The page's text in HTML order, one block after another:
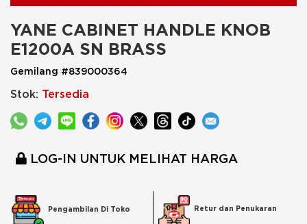
YANE CABINET HANDLE KNOB
E1200A SN BRASS
Gemilang #839000364
Stok: Tersedia
LOG-IN UNTUK MELIHAT HARGA
Pengambilan Di Toko Retur dan Penukaran